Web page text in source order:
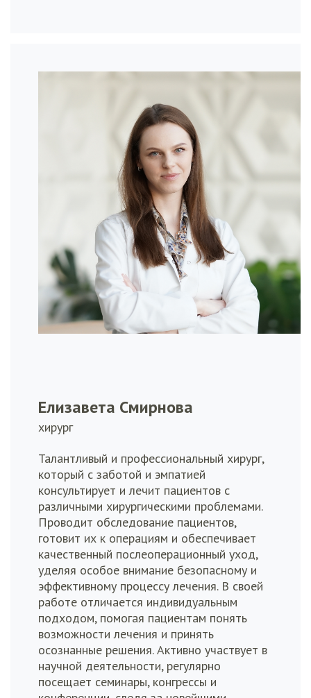
Елизавета Смирнова
хирург
Талантливый и профессиональный хирург,
который с заботой и эмпатией
консультирует и лечит пациентов с
различными хирургическими проблемами.
Проводит обследование пациентов,
готовит их к операциям и обеспечивает
качественный послеоперационный уход,
уделяя особое внимание безопасному и
эффективному процессу лечения. В своей
работе отличается индивидуальным
подходом, помогая пациентам понять
возможности лечения и принять
осознанные решения. Активно участвует в
научной деятельности, регулярно
посещает семинары, конгрессы и